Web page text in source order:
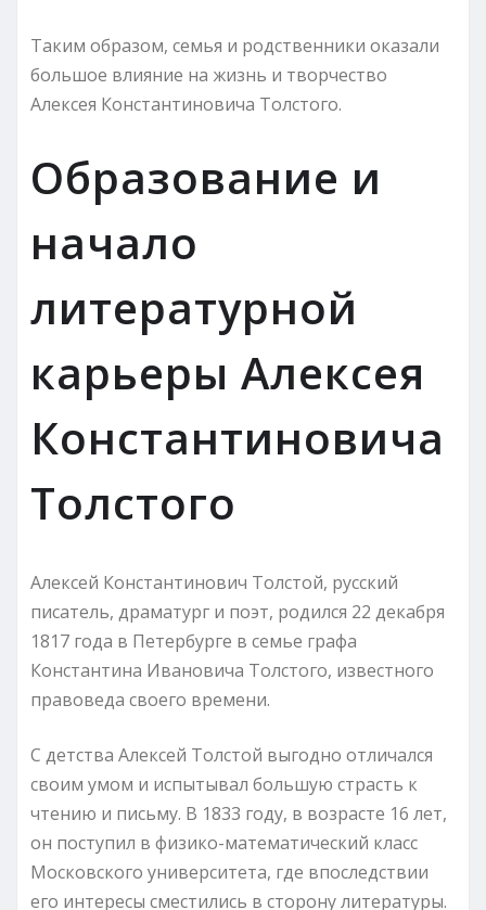
Таким образом, семья и родственники оказали
большое влияние на жизнь и творчество
Алексея Константиновича Толстого.
Образование и
начало
литературной
карьеры Алексея
Константиновича
Толстого
Алексей Константинович Толстой, русский
писатель, драматург и поэт, родился 22 декабря
1817 года в Петербурге в семье графа
Константина Ивановича Толстого, известного
правоведа своего времени.
С детства Алексей Толстой выгодно отличался
своим умом и испытывал большую страсть к
чтению и письму. В 1833 году, в возрасте 16 лет,
он поступил в физико-математический класс
Московского университета, где впоследствии
его интересы сместились в сторону литературы.